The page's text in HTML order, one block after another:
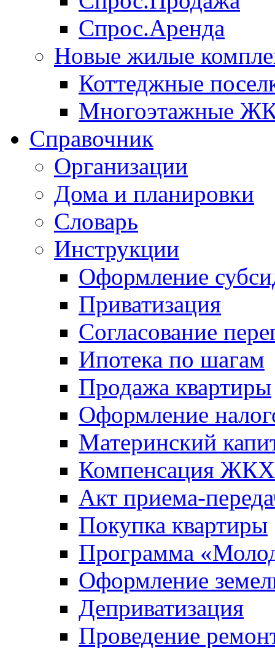
Спрос.Аренда
Новые жилые
Коттеджные
Многоэтажные
Справочник
Организации
Дома и планировки
Словарь
Инструкции
Оформление
Приватизация
Согласование
Ипотека по шагам
Продажа квартиры
Оформление
Материнский
Компенсация ЖКХ
Акт приема-
Покупка квартиры
Программа
Оформление
Деприватизация
Проведение